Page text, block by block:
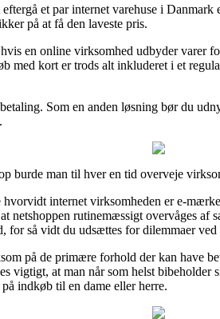
et par internet varehuse i
på at få den laveste pris.
en online virksomhed udbyder varer
med kort er trods alt inkluderet i et
Som en anden løsning bør du
burde man til hver en tid overveje
internet virksomheden er e-
netshoppen rutinemæssigt overvåges af
for så vidt du udsættes for dilemmaer
på de primære forhold der kan have
vigtigt, at man når som helst
indkøb til en dame eller herre.